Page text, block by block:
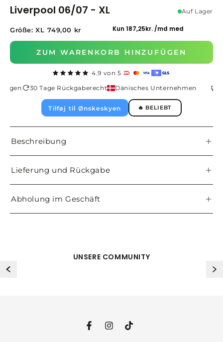
Liverpool 06/07 - XL Auf Lager
Größe: XL 749,00 kr
ZUM WARENKORB HINZUFÜGEN
4.9 von 5
30 Tage Rückgaberecht Dänisches Unternehmen
Tilføj til Ønskeskyen 🔥 BELIEBT
Beschreibung
Lieferung und Rückgabe
Abholung im Geschäft
UNSERE COMMUNITY
FacebookInstagram
TikTok